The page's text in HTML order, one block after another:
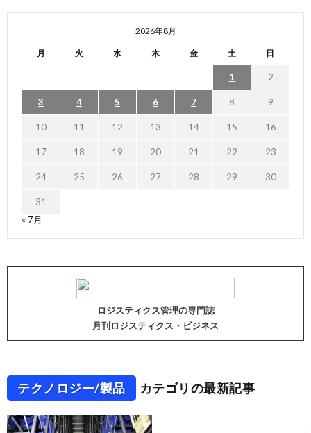
2026年8月
月 火 水 木 金 土 日
1 2
3 4 5 6 7 8 9
10 11 12 13 14 15 16
17 18 19 20 21 22 23
24 25 26 27 28 29 30
31
« 7月
ロジスティクス管理の専門誌
月刊ロジスティクス・ビジネス
テクノロジー/製品 カテゴリの最新記事